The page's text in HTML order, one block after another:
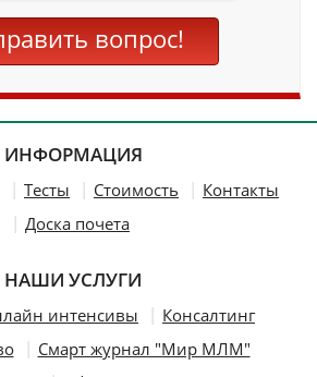
вкладки
вопрос!
ИНФОРМАЦИЯ
Тесты Стоимость
Контакты
Доска почета
НАШИ УСЛУГИ
интенсивы
Консалтинг
Смарт журнал "Мир МЛМ"